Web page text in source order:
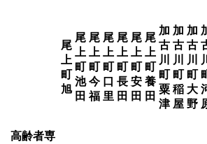
尾
上
町
旭
尾
上
町
池
田
尾
上
町
今
福
尾
上
町
口
里
尾
上
町
長
田
尾
上
町
安
田
尾
上
町
養
田
加
古
川
町
粟
津
加
古
川
町
稲
屋
加
古
川
町
大
野
川
高齢者専